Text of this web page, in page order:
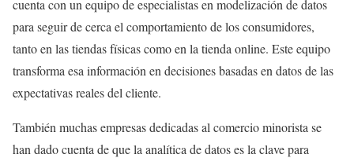
cuenta con un equipo de especialistas en modelización de datos
para seguir de cerca el comportamiento de los consumidores,
tanto en las tiendas físicas como en la tienda online. Este equipo
transforma esa información en decisiones basadas en datos de las
expectativas reales del cliente.
También muchas empresas dedicadas al comercio minorista se
han dado cuenta de que la analítica de datos es la clave para